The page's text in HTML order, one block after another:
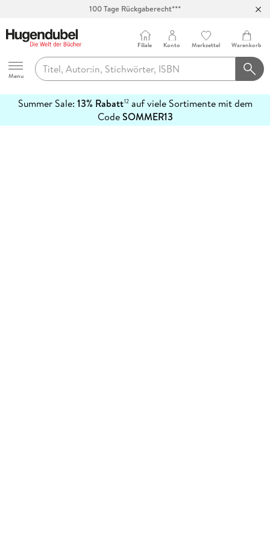
100 Tage Rückgaberecht***
Hugendubel
Menu
Filiale Konto Merkzettel Warenkorb
Summer Sale: 13% Rabatt12auf viele Sortimente mit dem
CodeSOMMER13
erfahren